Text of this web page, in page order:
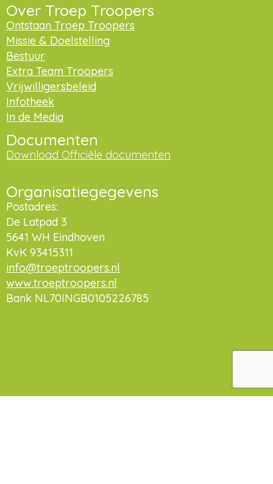
Over Troep Troopers
Ontstaan Troep Troopers
Missie & Doelstelling
Bestuur
Extra Team Troopers
Vrijwilligersbeleid
Infotheek
In de Media
Documenten
Download Officiële documenten
Organisatiegegevens
Postadres:
De Latpad 3
5641 WH Eindhoven
KvK 93415311
info@troeptroopers.nl
www.troeptroopers.nl
Bank NL70INGB0105226785